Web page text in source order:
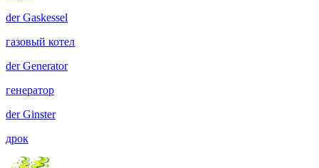
derGaskessel
газовый котел
derGenerator
генератор
derGinster
дрок